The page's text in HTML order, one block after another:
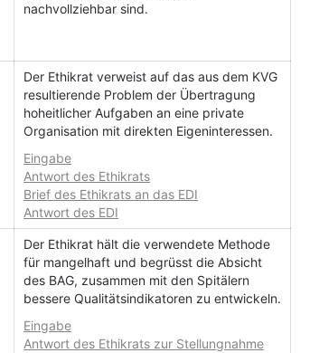
nachvollziehbar sind.
Der Ethikrat verweist auf das aus dem KVG
resultierende Problem der Übertragung
hoheitlicher Aufgaben an eine private
Organisation mit direkten Eigeninteressen.
Eingabe
Antwort des Ethikrats
Brief des Ethikrats an das EDI
Antwort des EDI
Der Ethikrat hält die verwendete Methode
für mangelhaft und begrüsst die Absicht
des BAG, zusammen mit den Spitälern
bessere Qualitätsindikatoren zu entwickeln.
Eingabe
Antwort des Ethikrats zur Stellungnahme